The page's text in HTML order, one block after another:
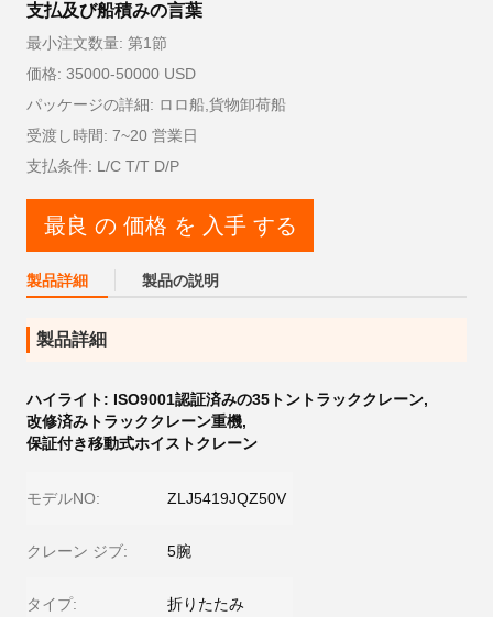
支払及び船積みの言葉
最小注文数量: 第1節
価格: 35000-50000 USD
パッケージの詳細: ロロ船,貨物卸荷船
受渡し時間: 7~20 営業日
支払条件: L/C T/T D/P
最良 の 価格 を 入手 する
製品詳細 製品の説明
製品詳細
ハイライト: ISO9001認証済みの35トントラッククレーン,
改修済みトラッククレーン重機,
保証付き移動式ホイストクレーン
モデルNO: ZLJ5419JQZ50V
クレーン ジブ: 5腕
タイプ: 折りたたみ